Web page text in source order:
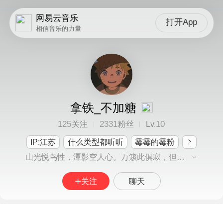
网易云音乐
相信音乐的力量
打开App
拿铁_不加糖
125关注 2331粉丝 Lv.10
IP:江苏 什么类型都听听
霉霉的霉粉
山光悦鸟性，潭影空人心。万籁此俱寂，但余钟磬音。
关注 聊天